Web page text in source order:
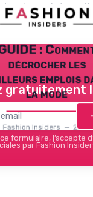
une
qui ne le font
:
décrocher les
emplois
la mode
Fashion Insiders — 2026
gratuitement
formulaire, j’accepte
par Fashion